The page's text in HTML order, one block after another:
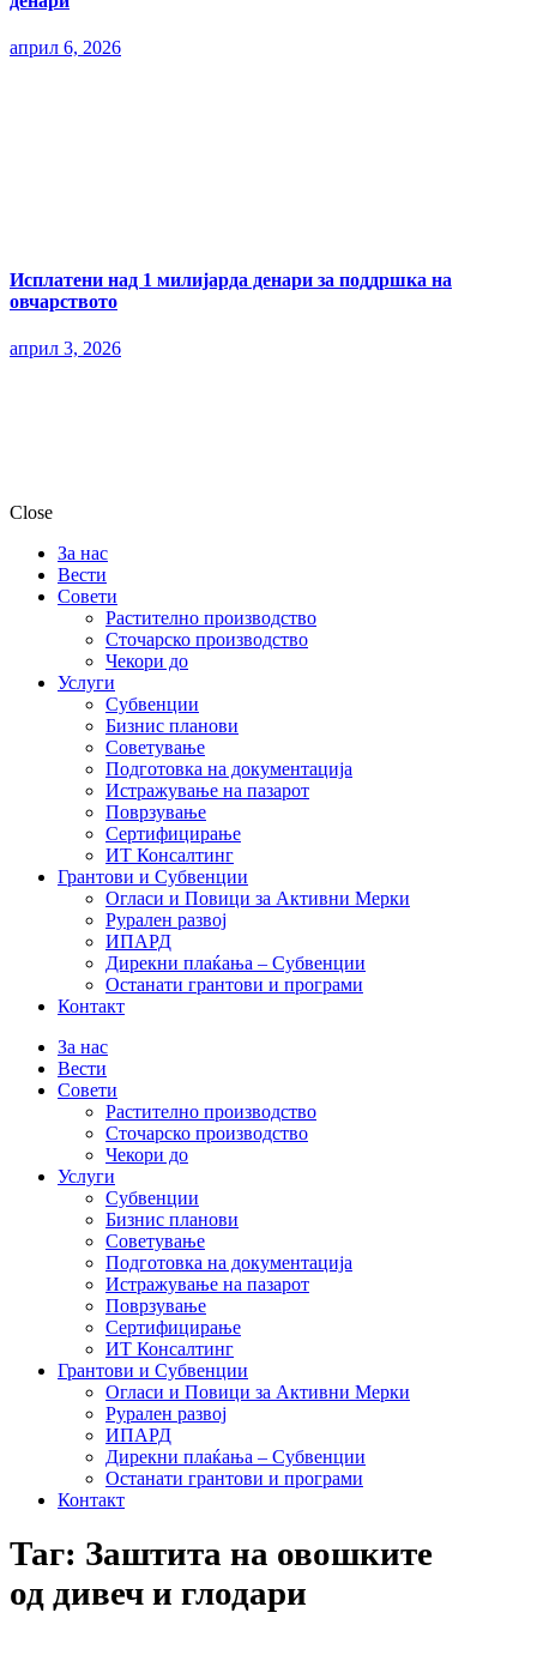
април 6, 2026
Исплатени над 1 милијарда денари за поддршка на
овчарството
април 3, 2026
Close
За нас
Вести
Совети
Растително производство
Сточарско производство
Чекори до
Услуги
Субвенции
Бизнис планови
Советување
Подготовка на документација
Истражување на пазарот
Поврзување
Сертифицирање
ИТ Консалтинг
Грантови и Субвенции
Огласи и Повици за Активни Мерки
Рурален развој
ИПАРД
Дирекни плаќања – Субвенции
Останати грантови и програми
Контакт
За нас
Вести
Совети
Растително производство
Сточарско производство
Чекори до
Услуги
Субвенции
Бизнис планови
Советување
Подготовка на документација
Истражување на пазарот
Поврзување
Сертифицирање
ИТ Консалтинг
Грантови и Субвенции
Огласи и Повици за Активни Мерки
Рурален развој
ИПАРД
Дирекни плаќања – Субвенции
Останати грантови и програми
Контакт
Таг: Заштита на овошките
од дивеч и глодари